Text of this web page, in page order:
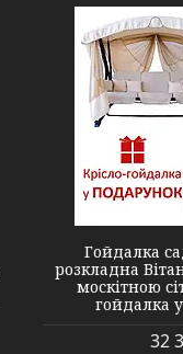
Гойдалка
розкладна
москітною
гойдалка
32